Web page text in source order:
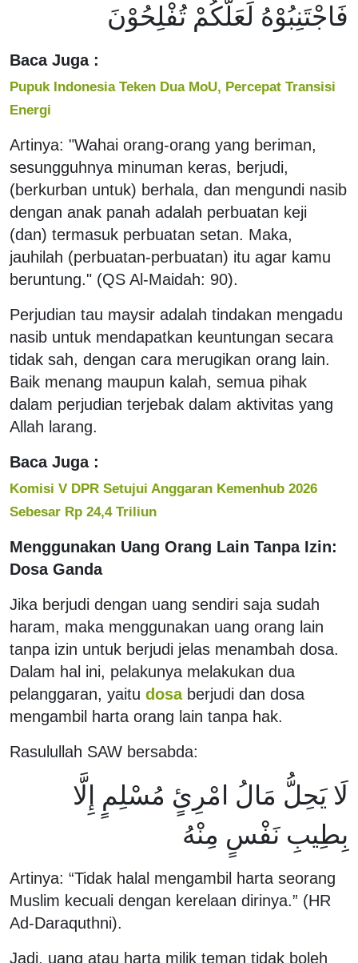
فَاجْتَنِبُوْهُ لَعَلَّكُمْ تُفْلِحُوْنَ
Baca Juga :
Pupuk Indonesia Teken Dua MoU, Percepat Transisi
Energi
Artinya: "Wahai orang-orang yang beriman,
sesungguhnya minuman keras, berjudi,
(berkurban untuk) berhala, dan mengundi nasib
dengan anak panah adalah perbuatan keji
(dan) termasuk perbuatan setan. Maka,
jauhilah (perbuatan-perbuatan) itu agar kamu
beruntung." (QS Al-Maidah: 90).
Perjudian tau maysir adalah tindakan mengadu
nasib untuk mendapatkan keuntungan secara
tidak sah, dengan cara merugikan orang lain.
Baik menang maupun kalah, semua pihak
dalam perjudian terjebak dalam aktivitas yang
Allah larang.
Baca Juga :
Komisi V DPR Setujui Anggaran Kemenhub 2026
Sebesar Rp 24,4 Triliun
Menggunakan Uang Orang Lain Tanpa Izin:
Dosa Ganda
Jika berjudi dengan uang sendiri saja sudah
haram, maka menggunakan uang orang lain
tanpa izin untuk berjudi jelas menambah dosa.
Dalam hal ini, pelakunya melakukan dua
pelanggaran, yaitu dosa berjudi dan dosa
mengambil harta orang lain tanpa hak.
Rasulullah SAW bersabda:
لَا يَحِلُّ مَالُ امْرِئٍ مُسْلِمٍ إِلَّا
بِطِيبِ نَفْسٍ مِنْهُ
Artinya: “Tidak halal mengambil harta seorang
Muslim kecuali dengan kerelaan dirinya.” (HR
Ad-Daraquthni).
Jadi, uang atau harta milik teman tidak boleh